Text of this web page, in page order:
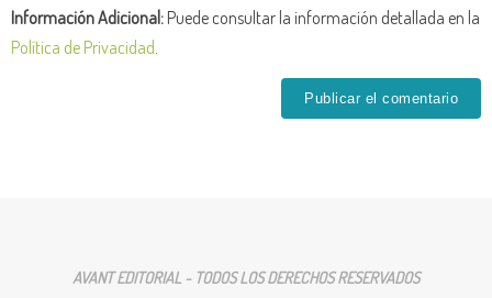
Información Adicional:Puede consultar la información detallada en la
Política de Privacidad
AVANT EDITORIAL - TODOS LOS DERECHOS RESERVADOS